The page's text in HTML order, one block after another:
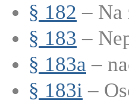
§ 182 – Na
§ 183 –
§ 183a –
§ 183i –